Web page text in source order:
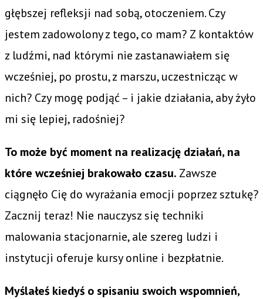
głębszej refleksji nad sobą, otoczeniem. Czy
jestem zadowolony z tego, co mam? Z kontaktów
z ludźmi, nad którymi nie zastanawiałem się
wcześniej, po prostu, z marszu, uczestnicząc w
nich? Czy mogę podjąć – i jakie działania, aby żyło
mi się lepiej, radośniej?
To może być moment na realizację działań, na
które wcześniej brakowało czasu. Zawsze
ciągnęło Cię do wyrażania emocji poprzez sztukę?
Zacznij teraz! Nie nauczysz się techniki
malowania stacjonarnie, ale szereg ludzi i
instytucji oferuje kursy online i bezpłatnie.
Myślałeś kiedyś o spisaniu swoich wspomnień,